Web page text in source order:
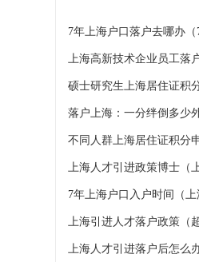
7年上海户口落户去哪办（
上海高新技术企业员工落
硕士研究生上海居住证积
不同人群上海居住证积分
上海人才引进政策博士（
7年上海户口入户时间（上
上海引进人才落户政策（
上海人才引进落户后怎么